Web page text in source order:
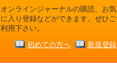
オンラインジャーナルの購読、お気
に入り登録などができます。ぜひご
利用下さい。
初めての方へ 新規登録